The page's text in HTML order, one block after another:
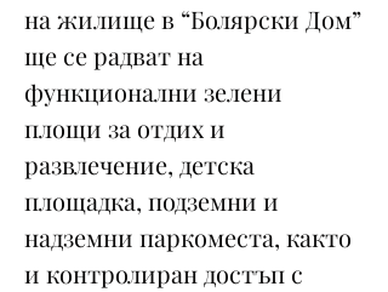
на жилище в “Болярски Дом”
ще се радват на
функционални зелени
площи за отдих и
развлечение, детска
площадка, подземни и
надземни паркоместа, както
и контролиран достъп с